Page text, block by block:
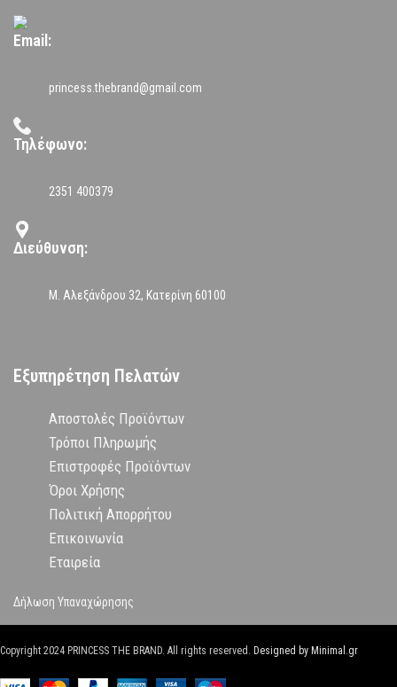
Email:
princess.thebrand@gmail.com
Τηλέφωνο:
2351 400379
Διεύθυνση:
Μ. Αλεξάνδρου 32, Κατερίνη 60100
Εξυπηρέτηση Πελατών
Αποστολές Προϊόντων
Τρόποι Πληρωμής
Επιστροφές Προϊόντων
Όροι Χρήσης
Πολιτική Απορρήτου
Επικοινωνία
Εταιρεία
Δήλωση Υπαναχώρησης
Copyright 2024 PRINCESS THE BRAND. All rights reserved. Designed by Minimal.gr